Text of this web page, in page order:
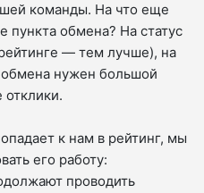
команды. На что еще
пункта обмена? На статус
— тем лучше), на
нужен большой
отклики.
к нам в рейтинг, мы
его работу:
проводить